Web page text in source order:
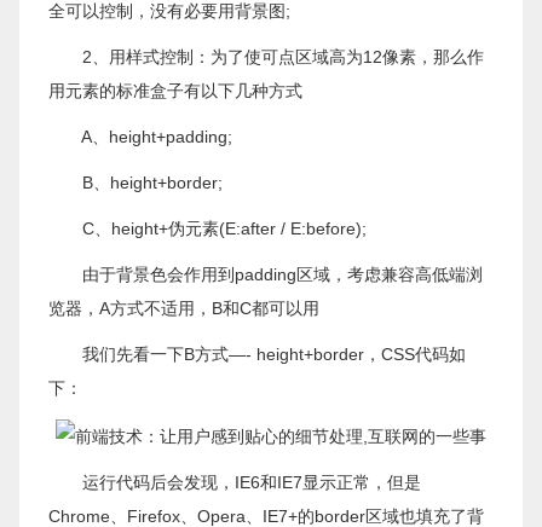
全可以控制，没有必要用背景图;
2、用样式控制：为了使可点区域高为12像素，那么作
用元素的标准盒子有以下几种方式
A、height+padding;
B、height+border;
C、height+伪元素(E:after / E:before);
由于背景色会作用到padding区域，考虑兼容高低端浏
览器，A方式不适用，B和C都可以用
我们先看一下B方式—- height+border，CSS代码如
下：
运行代码后会发现，IE6和IE7显示正常，但是
Chrome、Firefox、Opera、IE7+的border区域也填充了背